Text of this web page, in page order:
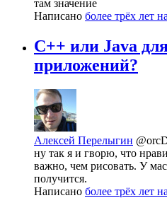
там значение
Написано более трёх лет
C++ или Java
приложений?
Алексей Перелыгин
ну так я и гворю, что
важно, чем рисовать. У
получится.
Написано более трёх лет